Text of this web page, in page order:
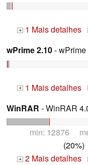
+ 1 Mais detalhes
wPrime 2.10-
+ 1 Mais detalhes
WinRAR - WinRAR
min: 12876
(20%)
+ 2 Mais detalhes